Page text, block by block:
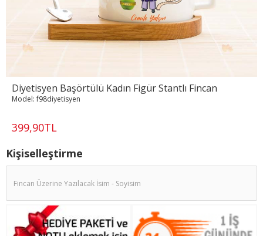
Diyetisyen Başörtülü Kadın Figür Stantlı Fincan
399,90TL
Model: f98diyetisyen
Kişiselleştirme